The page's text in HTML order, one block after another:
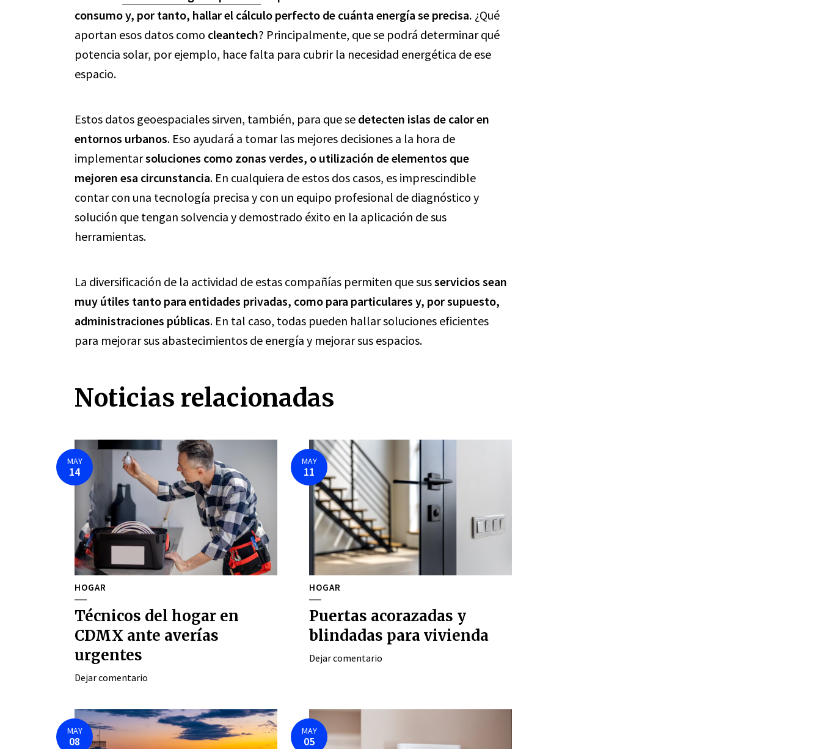
consumo y, por tanto, hallar el cálculo perfecto de cuánta energía se precisa. ¿Qué
aportan esos datos como cleantech? Principalmente, que se podrá determinar qué
potencia solar, por ejemplo, hace falta para cubrir la necesidad energética de ese
espacio.
Estos datos geoespaciales sirven, también, para que se detecten islas de calor en
entornos urbanos. Eso ayudará a tomar las mejores decisiones a la hora de
implementarsoluciones como zonas verdes, o utilización de elementos que
mejoren esa circunstancia. En cualquiera de estos dos casos, es imprescindible
contar con una tecnología precisa y con un equipo profesional de diagnóstico y
solución que tengan solvencia y demostrado éxito en la aplicación de sus
herramientas.
La diversificación de la actividad de estas compañías permiten que susservicios sean
muy útiles tanto para entidades privadas, como para particulares y, por supuesto,
administraciones públicas. En tal caso, todas pueden hallar soluciones eficientes
para mejorar sus abastecimientos de energía y mejorar sus espacios.
Noticias relacionadas
MAY
14
HOGAR
Técnicos del hogar en
CDMX ante averías
urgentes
Dejar comentario
MAY
11
HOGAR
Puertas acorazadas y
blindadas para vivienda
Dejar comentario
MAY
08
MAY
05